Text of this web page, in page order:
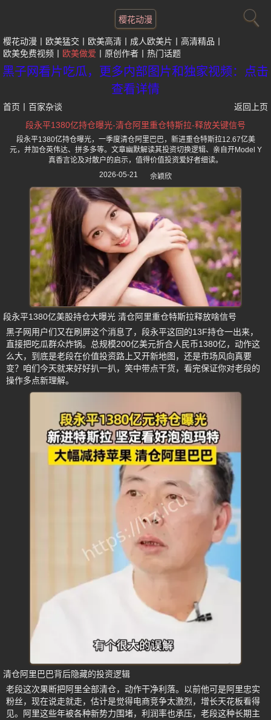
樱花动漫
樱花动漫 欧美猛交 欧美高清 成人欧美片
高清精品
欧美免费视频
欧美做爱 原创作者 热门话题
黑子网看片吃瓜，更多内部图片和独家视频：点击
查看详情
首页 百家杂谈
返回上页
段永平1380亿持仓曝光-清仓阿里重仓特斯拉-释放关键信号
段永平1380亿持仓曝光，一季度清仓阿里巴巴，新进重仓特斯拉12.67亿美
元，并加仓英伟达、拼多多等。文章幽默解读其投资切换逻辑、亲自开Model Y
真香言论及对散户的启示，值得价值投资爱好者细读。
2026-05-21
佘颖欣
段永平1380亿美股持仓大曝光 清仓阿里重仓特斯拉释放啥信号
黑子网用户们又在刷屏这个消息了，段永平这回的13F持仓一出来，
直接把吃瓜群众炸锅。总规模200亿美元折合人民币1380亿，动作这
么大，到底是老段在价值投资路上又开新地图，还是市场风向真要
变？咱们今天就来好好扒一扒，笑中带点干货，看完保证你对老段的
操作多点新理解。
清仓阿里巴巴背后隐藏的投资逻辑
老段这次果断把阿里全部清仓，动作干净利落。以前他可是阿里忠实
粉丝，现在说走就走，估计是觉得电商竞争太激烈，增长天花板看得
见。阿里这些年被各种新势力围堵，利润率也承压，老段这种长期主